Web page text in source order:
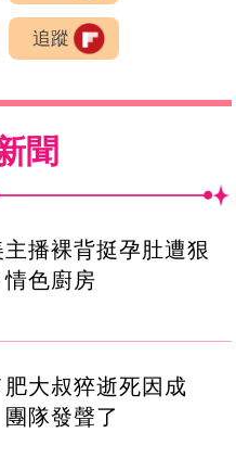
追蹤
聞
主播裸背挺孕肚遭狠
情色廚房
肥大叔猝逝死因成
隊發聲了